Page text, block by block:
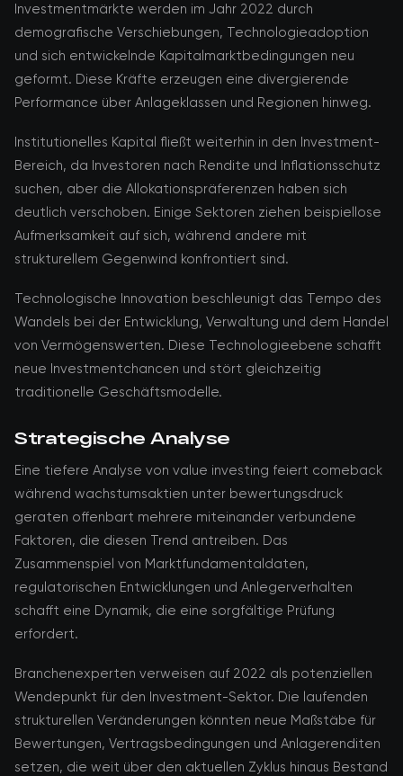
Investmentmärkte werden im Jahr 2022 durch
demografische Verschiebungen, Technologieadoption
und sich entwickelnde Kapitalmarktbedingungen neu
geformt. Diese Kräfte erzeugen eine divergierende
Performance über Anlageklassen und Regionen hinweg.
Institutionelles Kapital fließt weiterhin in den Investment-
Bereich, da Investoren nach Rendite und Inflationsschutz
suchen, aber die Allokationspräferenzen haben sich
deutlich verschoben. Einige Sektoren ziehen beispiellose
Aufmerksamkeit auf sich, während andere mit
strukturellem Gegenwind konfrontiert sind.
Technologische Innovation beschleunigt das Tempo des
Wandels bei der Entwicklung, Verwaltung und dem Handel
von Vermögenswerten. Diese Technologieebene schafft
neue Investmentchancen und stört gleichzeitig
traditionelle Geschäftsmodelle.
Strategische Analyse
Eine tiefere Analyse von value investing feiert comeback
während wachstumsaktien unter bewertungsdruck
geraten offenbart mehrere miteinander verbundene
Faktoren, die diesen Trend antreiben. Das
Zusammenspiel von Marktfundamentaldaten,
regulatorischen Entwicklungen und Anlegerverhalten
schafft eine Dynamik, die eine sorgfältige Prüfung
erfordert.
Branchenexperten verweisen auf 2022 als potenziellen
Wendepunkt für den Investment-Sektor. Die laufenden
strukturellen Veränderungen könnten neue Maßstäbe für
Bewertungen, Vertragsbedingungen und Anlagerenditen
setzen, die weit über den aktuellen Zyklus hinaus Bestand